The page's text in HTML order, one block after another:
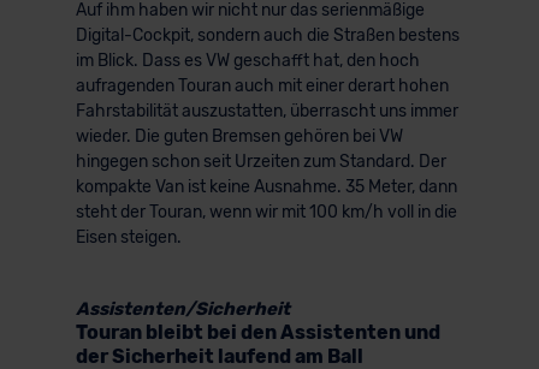
der EU erfolgt, erfolgt dies ausschließlich auf der
Grundlage eines Angemessenheitsbeschlusses der EU-
Kommission (Art. 45 Abs. 1 DSGVO), von
Standarddatenschutzklauseln (Art. 46 Abs. 2 lit. c
DSGVO) oder wenn Sie hierzu Ihre Einwilligung freiwillig
erteilen. Nähere Informationen zu den bestehenden
Datenschutzklauseln können Sie über den Kontakt zu
unserem Datenschutzbeauftragten unter
Datenschutzerklärung|Impressum
Auf ihm haben wir nicht nur das serienmäßige
Digital-Cockpit, sondern auch die Straßen bestens
im Blick. Dass es VW geschafft hat, den hoch
aufragenden Touran auch mit einer derart hohen
Fahrstabilität auszustatten, überrascht uns immer
wieder. Die guten Bremsen gehören bei VW
hingegen schon seit Urzeiten zum Standard. Der
kompakte Van ist keine Ausnahme. 35 Meter, dann
steht der Touran, wenn wir mit 100 km/h voll in die
Eisen steigen.
Assistenten/Sicherheit
Touran bleibt bei den Assistenten und
der Sicherheit laufend am Ball